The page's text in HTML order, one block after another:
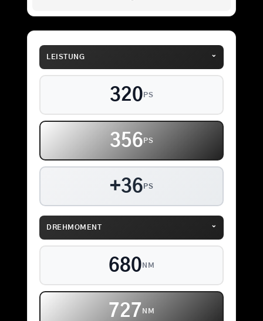
LEISTUNG ⌄
320 PS
356 PS
+36 PS
DREHMOMENT ⌄
680 NM
727 NM